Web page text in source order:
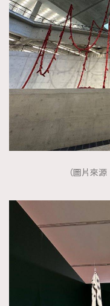
（圖片來